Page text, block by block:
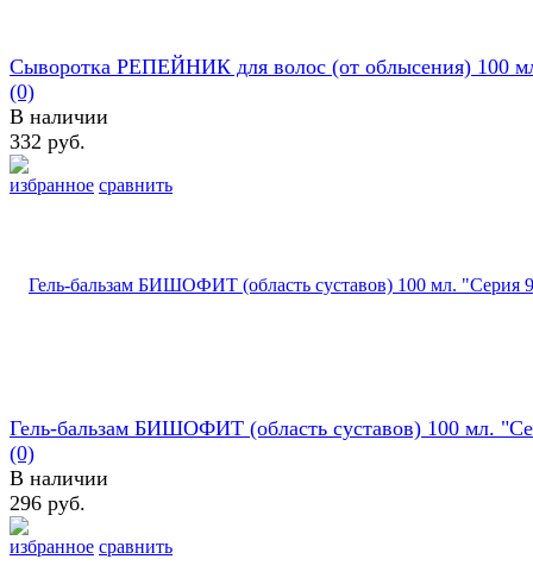
избранное сравнить
Сыворотка РЕПЕЙНИК для волос (от облысения) 100
(0)
В наличии
332 руб.
избранное сравнить
Гель-бальзам БИШОФИТ (область суставов) 100 мл.
(0)
В наличии
296 руб.